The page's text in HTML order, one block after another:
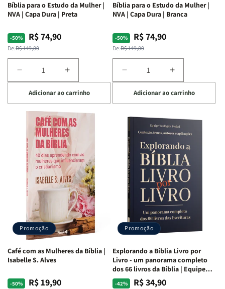
Bíblia para o Estudo da Mulher |
NVA | Capa Dura | Preta
-50%
Preço
normal
De:R$ 149,80
Preço
promocional
R$ 74,90
Diminuir
a
quantidade
de
Bíblia
para
Estudo
da
Mulher
NVA
Capa
Dura
|
Preta
Aumentar
a
quantidade
de
Bíblia
para
o
Estudo
da
Mulher
|
NVA
|
Capa
Dura
|
Adicionar ao carrinho
Bíblia para o Estudo da Mulher |
NVA | Capa Dura | Branca
-50%
Preço
normal
De:R$ 149,80
Preço
promocional
R$ 74,90
Diminuir
a
quantidade
de
Bíblia
o
Estudo
da
Mulher
NVA
Capa
Dura
|
Aumentar
a
quantidade
de
Bíblia
para
o
Estudo
Mulher
|
NVA
|
Capa
Dura
|
Adicionar ao carrinho
Promoção
Café com as Mulheres da Bíblia |
Isabelle S. Alves
-50%
Preço
PreçoR$ 19,90
Promoção
Explorando a Bíblia Livro por
Livro - um panorama completo
dos 66 livros da Bíblia | Equipe
teológica Penkal
-42%
Preço
PreçoR$ 34,90